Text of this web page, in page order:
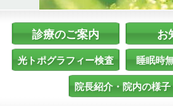
診療のご案内 お
光トポグラフィー検査 睡眠時
院長紹介・院内の様子